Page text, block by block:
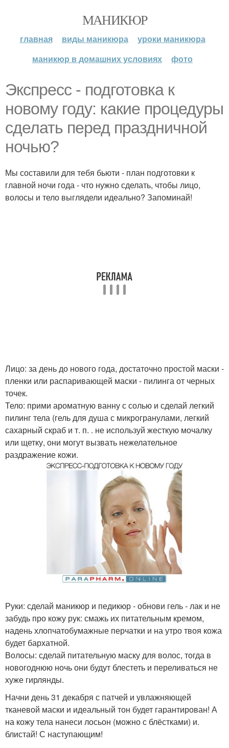
МАНИКЮР
главная виды маникюра
уроки маникюра
маникюр в домашних условиях
фото
Экспресс - подготовка к
новому году: какие процедуры
сделать перед праздничной
ночью?
Мы составили для тебя бьюти - план подготовки к
главной ночи года - что нужно сделать, чтобы лицо,
волосы и тело выглядели идеально? Запоминай!
Лицо: за день до нового года, достаточно простой маски -
пленки или распаривающей маски - пилинга от черных
точек.
Тело: прими ароматную ванну с солью и сделай легкий
пилинг тела (гель для душа с микрогранулами, легкий
сахарный скраб и т. п. . не используй жесткую мочалку
или щетку, они могут вызвать нежелательное
раздражение кожи.
Руки: сделай маникюр и педикюр - обнови гель - лак и не
забудь про кожу рук: смажь их питательным кремом,
надень хлопчатобумажные перчатки и на утро твоя кожа
будет бархатной.
Волосы: сделай питательную маску для волос, тогда в
новогоднюю ночь они будут блестеть и переливаться не
хуже гирлянды.
Начни день 31 декабря с патчей и увлажняющей
тканевой маски и идеальный тон будет гарантирован! А
на кожу тела нанеси лосьон (можно с блёстками) и.
блистай! С наступающим!